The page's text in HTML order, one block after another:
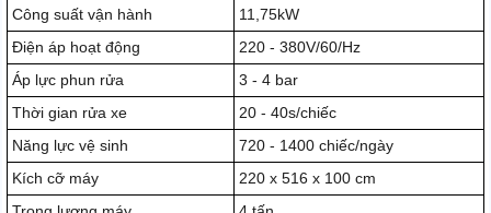
Công suất vận hành
11,75kW
Điện áp hoạt động
220 - 380V/60/Hz
Áp lực phun rửa
3 - 4 bar
Thời gian rửa xe
20 - 40s/chiếc
Năng lực vệ sinh
720 - 1400 chiếc/ngày
Kích cỡ máy
220 x 516 x 100 cm